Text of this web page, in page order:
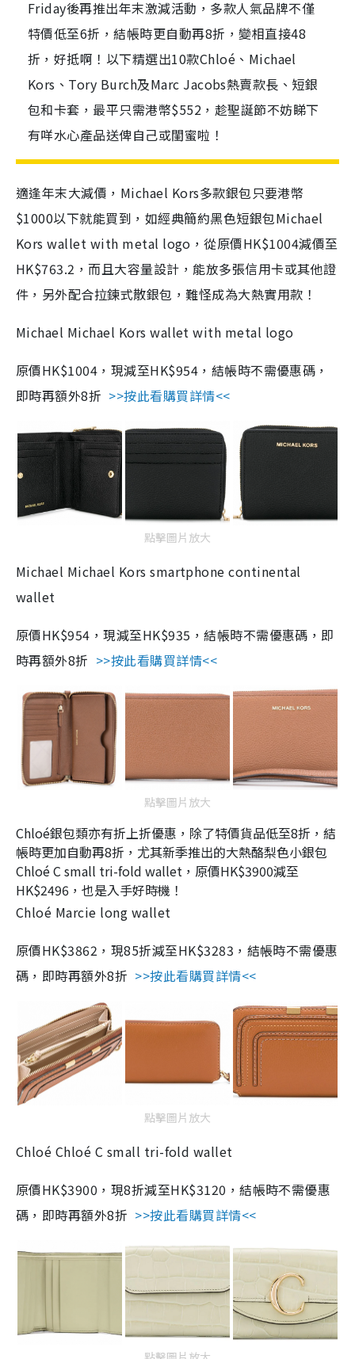
Friday後再推出年末激減活動，多款人氣品牌不僅
特價低至6折，結帳時更自動再8折，變相直接48
折，好抵啊！以下精選出10款Chloé、Michael
Kors、Tory Burch及Marc Jacobs熱賣款長、短銀
包和卡套，最平只需港幣$552，趁聖誕節不妨睇下
有咩水心產品送俾自己或閨蜜啦！
適逢年末大減價，Michael Kors多款銀包只要港幣
$1000以下就能買到，如經典簡約黑色短銀包Michael
Kors wallet with metal logo，從原價HK$1004減價至
HK$763.2，而且大容量設計，能放多張信用卡或其他證
件，另外配合拉鍊式散銀包，難怪成為大熱實用款 ！
Michael Michael Kors wallet with metal logo
原價HK$1004，現減至HK$954，結帳時不需優惠碼，
即時再額外8折 >>按此看購買詳情<<
點擊圖片放大
Michael Michael Kors smartphone continental
wallet
原價HK$954，現減至HK$935，結帳時不需優惠碼，即
時再額外8折 >>按此看購買詳情<<
點擊圖片放大
Chloé銀包類亦有折上折優惠，除了特價貨品低至8折，結
帳時更加自動再8折，尤其新季推出的大熱酪梨色小銀包
Chloé C small tri-fold wallet，原價HK$3900減至
HK$2496，也是入手好時機！
Chloé Marcie long wallet
原價HK$3862，現85折減至HK$3283，結帳時不需優惠
碼，即時再額外8折 >>按此看購買詳情<<
點擊圖片放大
Chloé Chloé C small tri-fold wallet
原價HK$3900，現8折減至HK$3120，結帳時不需優惠
碼，即時再額外8折 >>按此看購買詳情<<